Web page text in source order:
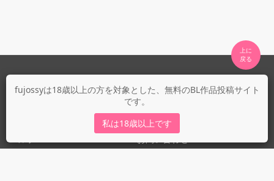
fujossyは18歳以上の方を対象とした、無料のBL作品投稿サイト
です。
私は18歳以上です
上に
fujossyについて
fujossy運営ブログ